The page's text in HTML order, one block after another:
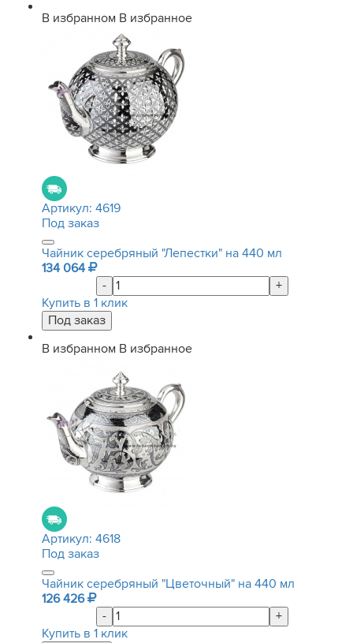
В избранном В избранное
Артикул: 4619
Под заказ
Чайник серебряный "Лепестки" на 440 мл
134 064
-
+
Купить в 1 клик
В избранном В избранное
Артикул: 4618
Под заказ
Чайник серебряный "Цветочный" на 440 мл
126 426
-
+
Купить в 1 клик